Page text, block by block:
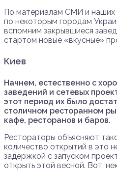
По материалам СМИ и наших
по некоторым городам
вспомним закрывшиеся
стартом новые «вкусные»
Киев
Начнем, естественно с
заведений и сетевых
этот период их было
столичном ресторанном
кафе, ресторанов и баров.
Рестораторы объясняют
количество открытий в это
задержкой с запуском
открыть этой весной. Вот,